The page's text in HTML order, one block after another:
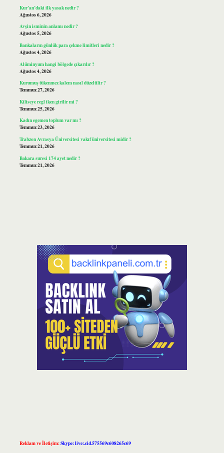
Kur’an’daki ilk yasak nedir ?
Ağustos 6, 2026
Avşin isminin anlamı nedir ?
Ağustos 5, 2026
Bankaların günlük para çekme limitleri nedir ?
Ağustos 4, 2026
Alüminyum hangi bölgede çıkarılır ?
Ağustos 4, 2026
Kurumuş tükenmez kalem nasıl düzeltilir ?
Temmuz 27, 2026
Kiliseye regl iken girilir mi ?
Temmuz 25, 2026
Kadın egemen toplum var mı ?
Temmuz 23, 2026
Trabzon Avrasya Üniversitesi vakıf üniversitesi midir ?
Temmuz 21, 2026
Bakara suresi 174 ayet nedir ?
Temmuz 21, 2026
Reklam ve İletişim:Skype: live:.cid.575569c608265c69